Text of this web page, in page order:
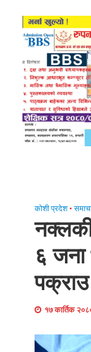
कोशी प्रदेश •
६ जना
पक्राउ
१७ कार्तिक